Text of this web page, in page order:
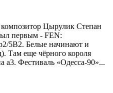
Цырулик Степан
первым - FEN:
5B2. Белые начинают и
Там еще чёрного короля
а3. Фестиваль «Одесса-90»...